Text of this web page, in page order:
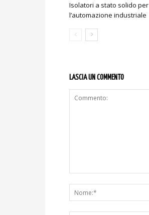
Isolatori a stato solido per
l’automazione industriale
LASCIA UN COMMENTO